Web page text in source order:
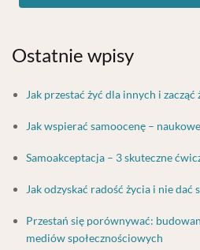
Ostatnie wpisy
Jak przestać żyć dla innych i
Jak wspierać samoocenę –
Samoakceptacja – 3 skuteczne
Jak odzyskać radość życia i nie dać
Przestań się porównywać:
mediów społecznościowych